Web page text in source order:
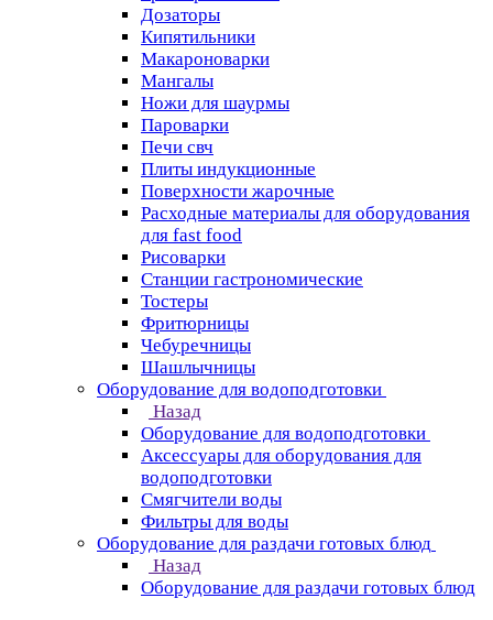
Дозаторы
Кипятильники
Макароноварки
Мангалы
Ножи для шаурмы
Пароварки
Печи свч
Плиты индукционные
Поверхности жарочные
Расходные материалы для оборудования
для fast food
Рисоварки
Станции гастрономические
Тостеры
Фритюрницы
Чебуречницы
Шашлычницы
Оборудование для водоподготовки
Назад
Оборудование для водоподготовки
Аксессуары для оборудования для
водоподготовки
Смягчители воды
Фильтры для воды
Оборудование для раздачи готовых блюд
Назад
Оборудование для раздачи готовых блюд